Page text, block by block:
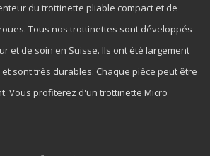
du trottinette pliable compact et de
Tous nos trottinettes sont développés
et de soin en Suisse. Ils ont été largement
sont très durables. Chaque pièce peut être
Vous profiterez d'un trottinette Micro